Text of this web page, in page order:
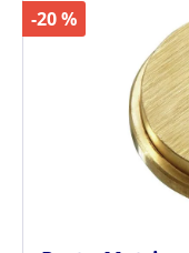
-20 %